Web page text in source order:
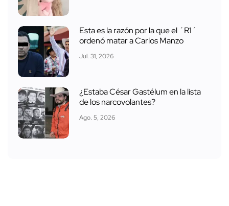
Esta es la razón por la que el ´R1´
ordenó matar a Carlos Manzo
Jul. 31, 2026
¿Estaba César Gastélum en la lista
de los narcovolantes?
Ago. 5, 2026